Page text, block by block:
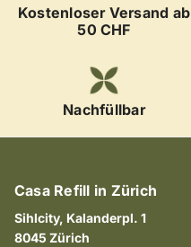
Kostenloser Versand ab
50 CHF
Nachfüllbar
Casa Refill in Zürich
Sihlcity, Kalanderpl. 1
8045 Zürich